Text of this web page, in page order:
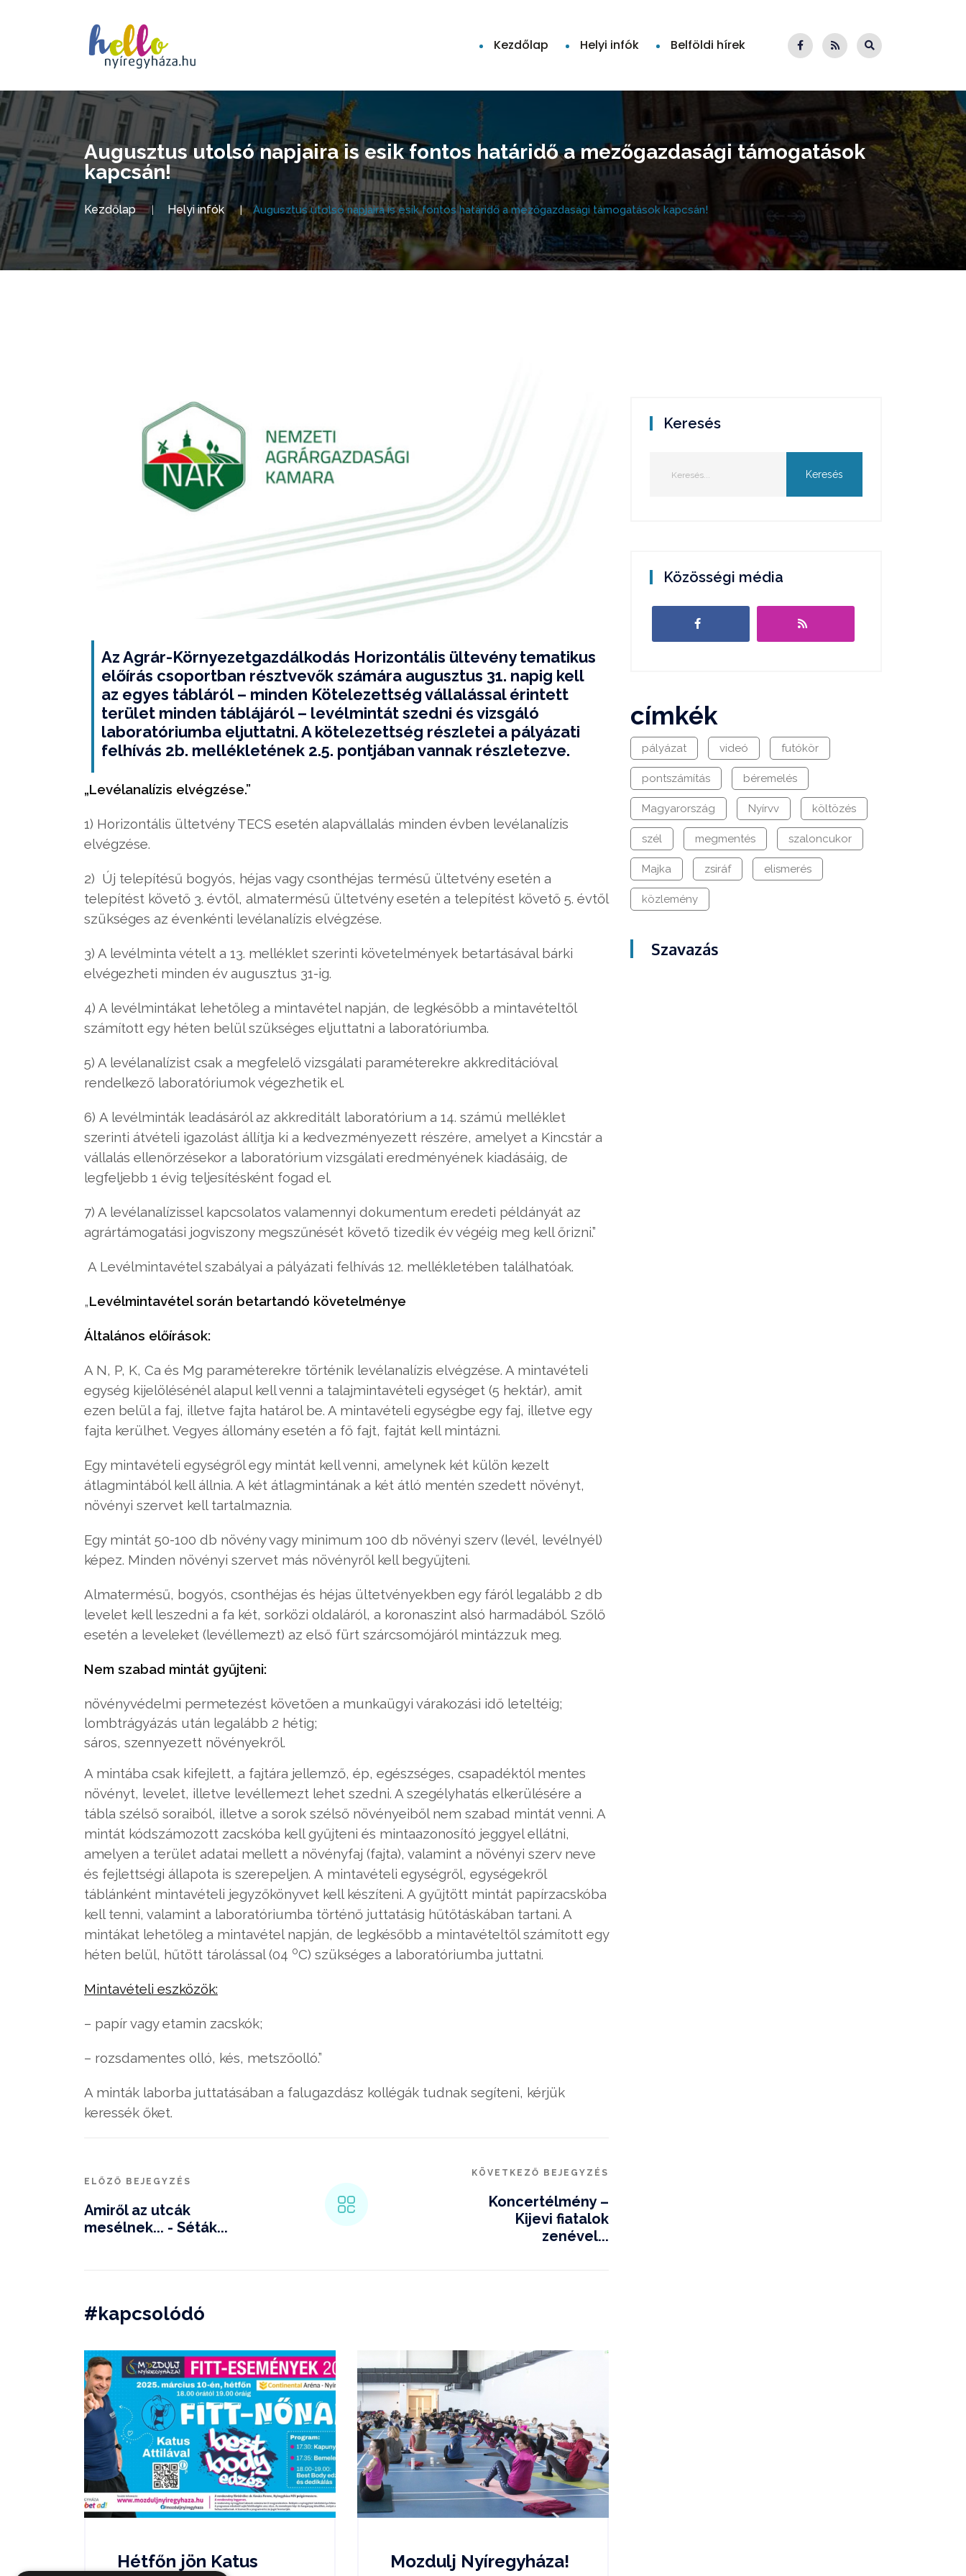
Kezdőlap Helyi infók Belföldi hírek
Augusztus utolsó napjaira is esik fontos határidő a mezőgazdasági támogatások
kapcsán!
Kezdőlap Helyi infók Augusztus utolsó napjaira is esik fontos határidő a mezőgazdasági támogatások kapcsán!
Az Agrár-Környezetgazdálkodás Horizontális ültevény tematikus
előírás csoportban résztvevők számára augusztus 31. napig kell
az egyes tábláról – minden Kötelezettség vállalással érintett
terület minden táblájáról – levélmintát szedni és vizsgáló
laboratóriumba eljuttatni. A kötelezettség részletei a pályázati
felhívás 2b. mellékletének 2.5. pontjában vannak részletezve.
„Levélanalízis elvégzése.”
1) Horizontális ültetvény TECS esetén alapvállalás minden évben levélanalízis
elvégzése.
2) Új telepítésű bogyós, héjas vagy csonthéjas termésű ültetvény esetén a
telepítést követő 3. évtől, almatermésű ültetvény esetén a telepítést követő 5. évtől
szükséges az évenkénti levélanalízis elvégzése.
3) A levélminta vételt a 13. melléklet szerinti követelmények betartásával bárki
elvégezheti minden év augusztus 31-ig.
4) A levélmintákat lehetőleg a mintavétel napján, de legkésőbb a mintavételtől
számított egy héten belül szükséges eljuttatni a laboratóriumba.
5) A levélanalízist csak a megfelelő vizsgálati paraméterekre akkreditációval
rendelkező laboratóriumok végezhetik el.
6) A levélminták leadásáról az akkreditált laboratórium a 14. számú melléklet
szerinti átvételi igazolást állítja ki a kedvezményezett részére, amelyet a Kincstár a
vállalás ellenőrzésekor a laboratórium vizsgálati eredményének kiadásáig, de
legfeljebb 1 évig teljesítésként fogad el.
7) A levélanalízissel kapcsolatos valamennyi dokumentum eredeti példányát az
agrártámogatási jogviszony megszűnését követő tizedik év végéig meg kell őrizni.”
A Levélmintavétel szabályai a pályázati felhívás 12. mellékletében találhatóak.
„Levélmintavétel során betartandó követelménye
Általános előírások:
A N, P, K, Ca és Mg paraméterekre történik levélanalízis elvégzése. A mintavételi
egység kijelölésénél alapul kell venni a talajmintavételi egységet (5 hektár), amit
ezen belül a faj, illetve fajta határol be. A mintavételi egységbe egy faj, illetve egy
fajta kerülhet. Vegyes állomány esetén a fő fajt, fajtát kell mintázni.
Egy mintavételi egységről egy mintát kell venni, amelynek két külön kezelt
átlagmintából kell állnia. A két átlagmintának a két átló mentén szedett növényt,
növényi szervet kell tartalmaznia.
Egy mintát 50-100 db növény vagy minimum 100 db növényi szerv (levél, levélnyél)
képez. Minden növényi szervet más növényről kell begyűjteni.
Almatermésű, bogyós, csonthéjas és héjas ültetvényekben egy fáról legalább 2 db
levelet kell leszedni a fa két, sorközi oldaláról, a koronaszint alsó harmadából. Szőlő
esetén a leveleket (levéllemezt) az első fürt szárcsomójáról mintázzuk meg.
Nem szabad mintát gyűjteni:
növényvédelmi permetezést követően a munkaügyi várakozási idő leteltéig;
lombtrágyázás után legalább 2 hétig;
sáros, szennyezett növényekről.
A mintába csak kifejlett, a fajtára jellemző, ép, egészséges, csapadéktól mentes
növényt, levelet, illetve levéllemezt lehet szedni. A szegélyhatás elkerülésére a
tábla szélső soraiból, illetve a sorok szélső növényeiből nem szabad mintát venni. A
mintát kódszámozott zacskóba kell gyűjteni és mintaazonosító jeggyel ellátni,
amelyen a terület adatai mellett a növényfaj (fajta), valamint a növényi szerv neve
és fejlettségi állapota is szerepeljen. A mintavételi egységről, egységekről
táblánként mintavételi jegyzőkönyvet kell készíteni. A gyűjtött mintát papírzacskóba
kell tenni, valamint a laboratóriumba történő juttatásig hűtőtáskában tartani. A
mintákat lehetőleg a mintavétel napján, de legkésőbb a mintavételtől számított egy
héten belül, hűtött tárolással (04 oC) szükséges a laboratóriumba juttatni.
Mintavételi eszközök:
– papír vagy etamin zacskók;
– rozsdamentes olló, kés, metszőolló.”
A minták laborba juttatásában a falugazdász kollégák tudnak segíteni, kérjük
keressék őket.
ELŐZŐ BEJEGYZÉS
Amiről az utcák
mesélnek... - Séták...
KÖVETKEZŐ BEJEGYZÉS
Koncertélmény –
Kijevi fiatalok
zenével...
#kapcsolódó
Hétfőn jön Katus
Mozdulj Nyíregyháza!
Keresés
Közösségi média
címkék
pályázat videó futókör
pontszámítás béremelés
Magyarország Nyírvv költözés
szél megmentés szaloncukor
Majka zsiráf elismerés
közlemény
Szavazás